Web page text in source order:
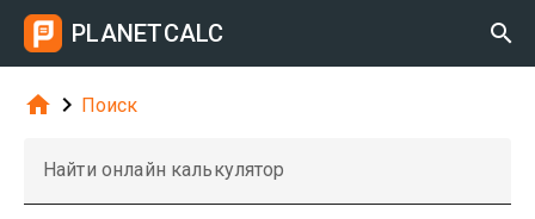
PLANETCALC 
  Поиск
Найти онлайн калькулятор